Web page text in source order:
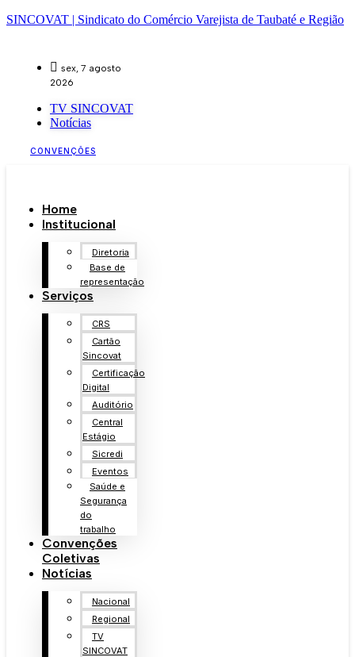
SINCOVAT | Sindicato do Comércio Varejista de Taubaté e Região
sex, 7 agosto
2026
TV SINCOVAT
Notícias
CONVENÇÕES
Home
Institucional
Diretoria
Base de
representação
Serviços
CRS
Cartão
Sincovat
Certificação
Digital
Auditório
Central
Estágio
Sicredi
Eventos
Saúde e
Segurança
do
trabalho
Convenções
Coletivas
Notícias
Nacional
Regional
TV
SINCOVAT